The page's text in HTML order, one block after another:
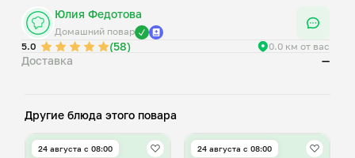
Юлия Федотова
Домашний повар
5.0
(58) 0.0 км от вас
Доставка —
Другие блюда этого повара
24 августа с 08:00 24 августа с 08:00